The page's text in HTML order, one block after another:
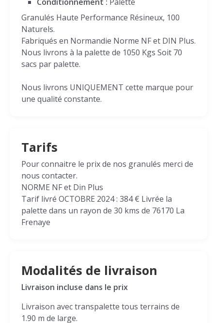
Granulés Haute Performance Résineux, 100
Naturels.
Fabriqués en Normandie Norme NF et DIN Plus.
Nous livrons à la palette de 1050 Kgs Soit 70
sacs par palette.
Nous livrons UNIQUEMENT cette marque pour
une qualité constante.
Tarifs
Pour connaitre le prix de nos granulés merci de
nous contacter.
NORME NF et Din Plus
Tarif livré OCTOBRE 2024 : 384 € Livrée la
palette dans un rayon de 30 kms de 76170 La
Frenaye
Modalités de livraison
Livraison incluse dans le prix
Livraison avec transpalette tous terrains de
1.90 m de large.